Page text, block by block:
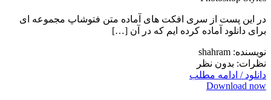
در این پست از سری افکت های آماده متن فتوشاپ مجموعه ای
برای دانلود آماده کرده ایم که در آن […]
نویسنده: shahram
نظرات: بدون نظر
دانلود / ادامه مطلب
Download now